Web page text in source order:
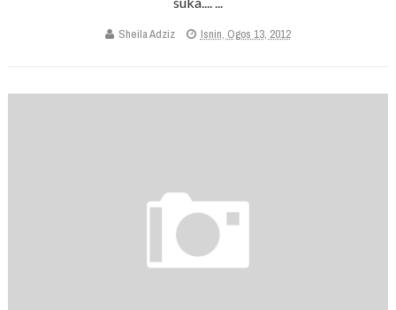
Sheila Adziz Isnin, Ogos 13, 2012